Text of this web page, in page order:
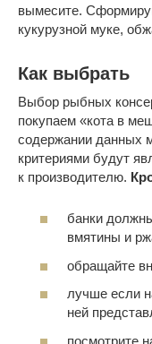
вымесите.
кукурузной муке,
Как выбрать
Выбор рыбных
покупаем «кота в
содержании данных
критериями будут
к производителю.
банки
вмятины и
обращайте
лучше если
ней
посмотрите